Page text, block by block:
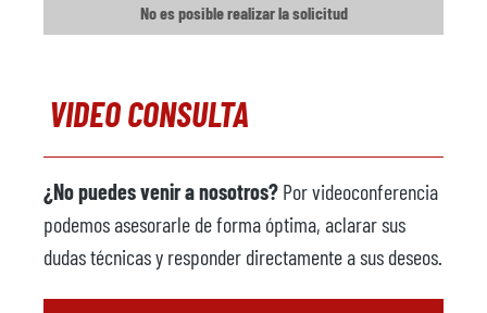
2002
Fabricante
Modelo
PSM336
Año
2002
Robot de prensa de
disponible
No es posible realizar la solicitud
VIDEO CONSULTA
¿No puedes venir a nosotros? Por videoconferencia
podemos asesorarle de forma óptima, aclarar sus
dudas técnicas y responder directamente a sus deseos.